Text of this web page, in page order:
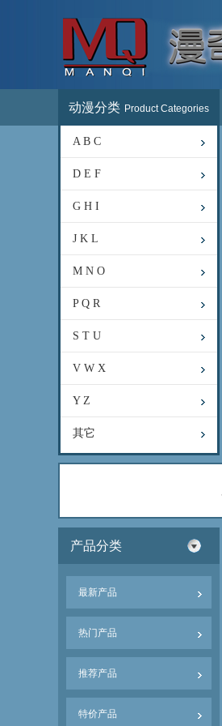
动漫分类 Product Categories
A B C
D E F
G H I
J K L
M N O
P Q R
S T U
V W X
Y Z
其它
产品分类
最新产品
热门产品
推荐产品
特价产品